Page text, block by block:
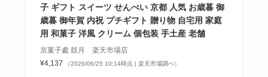
子 ギフト スイーツ せんべい 京都 人気 お歳暮 御
歳暮 御年賀 内祝 プチギフト 贈り物 自宅用 家庭
用 和菓子 洋風 クリーム 個包装 手土産 老舗
京菓子處 鼓月 楽天市場店
¥4,137
（2026/06/25 10:14時点 | 楽天市場調べ）